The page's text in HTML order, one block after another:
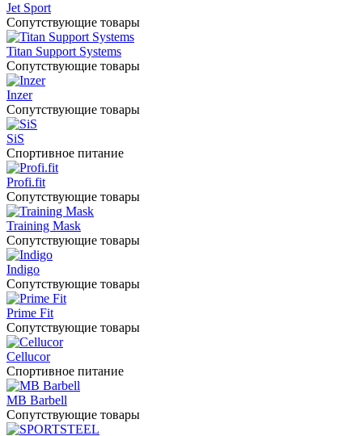
Jet Sport
Сопутствующие товары
Titan Support Systems
Сопутствующие товары
Inzer
Сопутствующие товары
SiS
Спортивное питание
Profi.fit
Сопутствующие товары
Training Mask
Сопутствующие товары
Indigo
Сопутствующие товары
Prime Fit
Сопутствующие товары
Cellucor
Спортивное питание
MB Barbell
Сопутствующие товары